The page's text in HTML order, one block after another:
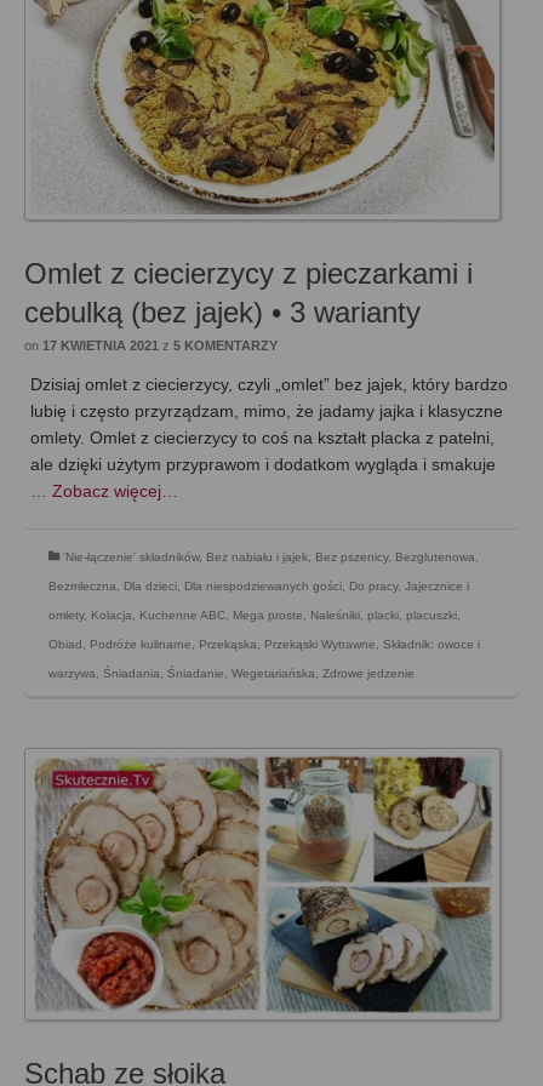
Omlet z ciecierzycy z pieczarkami i
cebulką (bez jajek) • 3 warianty
on 17 KWIETNIA 2021 z 5 KOMENTARZY
Dzisiaj omlet z ciecierzycy, czyli „omlet” bez jajek, który bardzo
lubię i często przyrządzam, mimo, że jadamy jajka i klasyczne
omlety. Omlet z ciecierzycy to coś na kształt placka z patelni,
ale dzięki użytym przyprawom i dodatkom wygląda i smakuje
Zobacz więcej…
'Nie-łączenie' składników, Bez nabiału i jajek Bez pszenicy, Bezglutenowa
Bezmleczna Dla dzieci Dla niespodziewanych gości Do pracy, Jajecznice i
omlety, Kolacja Kuchenne ABC Mega proste Naleśniki, placki, placuszki
Obiad Podróże kulinarne Przekąska Przekąski Wytrawne Składnik: owoce i
warzywa Śniadania Śniadanie Wegetariańska Zdrowe jedzenie
Schab ze słoika